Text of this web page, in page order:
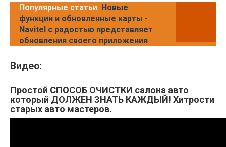
Популярные статьи Новые
функции и обновленные карты -
Navitel с радостью представляет
обновления своего приложения
Видео:
Простой СПОСОБ ОЧИСТКИ салона авто
который ДОЛЖЕН ЗНАТЬ КАЖДЫЙ! Хитрости
старых авто мастеров.